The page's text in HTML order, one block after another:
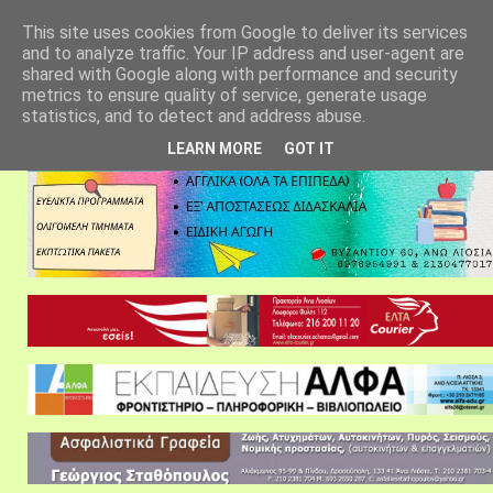
This site uses cookies from Google to deliver its services
and to analyze traffic. Your IP address and user-agent are
shared with Google along with performance and security
metrics to ensure quality of service, generate usage
statistics, and to detect and address abuse.
LEARN MORE GOT IT